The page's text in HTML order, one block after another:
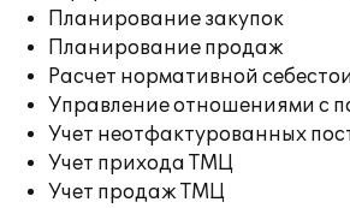
Планирование закупок
Планирование продаж
Расчет нормативной
Управление отношениями с
Учет неотфактурованных
Учет прихода ТМЦ
Учет продаж ТМЦ